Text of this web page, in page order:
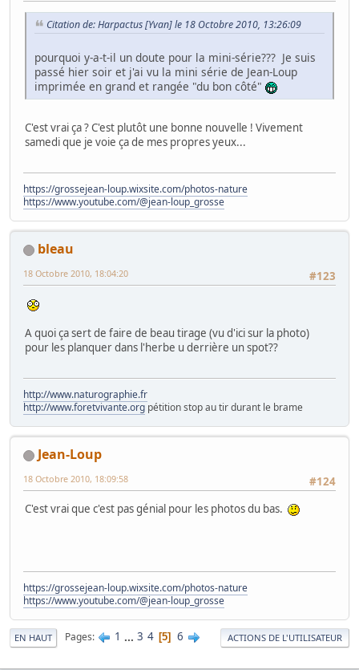
Citation de: Harpactus [Yvan] le 18 Octobre 2010, 13:26:09
pourquoi y-a-t-il un doute pour la mini-série??? Je suis
passé hier soir et j'ai vu la mini série de Jean-Loup
imprimée en grand et rangée "du bon côté"
C'est vrai ça ? C'est plutôt une bonne nouvelle ! Vivement
samedi que je voie ça de mes propres yeux...
https://grossejean-loup.wixsite.com/photos-nature
https://www.youtube.com/@jean-loup_grosse
bleau
#123
18 Octobre 2010, 18:04:20
A quoi ça sert de faire de beau tirage (vu d'ici sur la photo)
pour les planquer dans l'herbe u derrière un spot??
http://www.naturographie.fr
http://www.foretvivante.org pétition stop au tir durant le brame
Jean-Loup
#124
18 Octobre 2010, 18:09:58
C'est vrai que c'est pas génial pour les photos du bas.
https://grossejean-loup.wixsite.com/photos-nature
https://www.youtube.com/@jean-loup_grosse
EN HAUT Pages 1 ... 3 4 5 6 ACTIONS DE L'UTILISATEUR